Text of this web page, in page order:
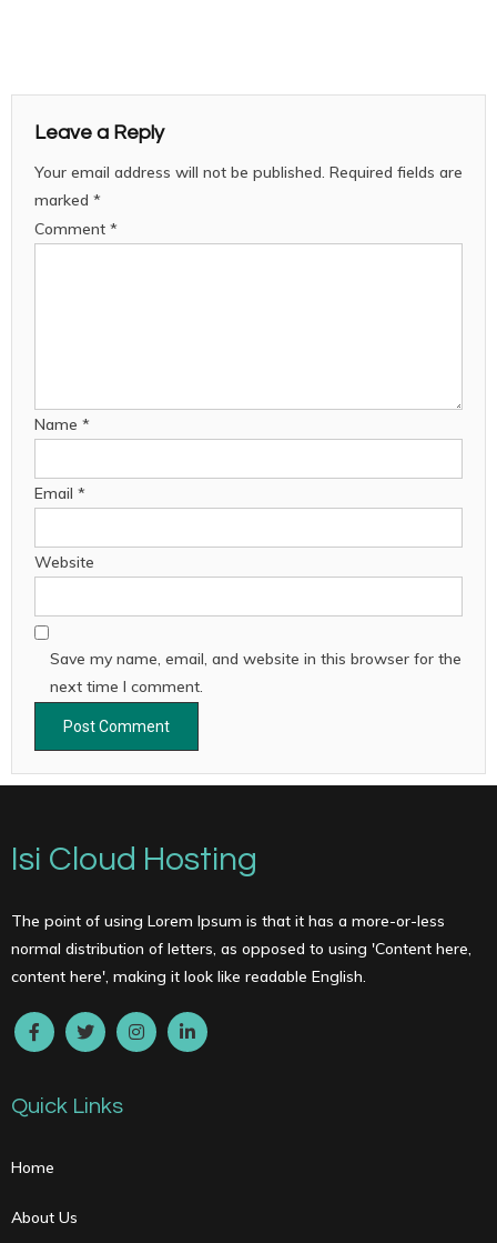
Leave a Reply
Your email address will not be published. Required fields are
marked *
Comment *
Name *
Email *
Website
Save my name, email, and website in this browser for the
next time I comment.
Isi Cloud Hosting
The point of using Lorem Ipsum is that it has a more-or-less
normal distribution of letters, as opposed to using 'Content here,
content here', making it look like readable English.
Quick Links
Home
About Us